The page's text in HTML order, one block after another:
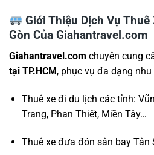
Giới Thiệu Dịch Vụ Thuê
Gòn Của Giahantravel.com
Giahantravel.com chuyên cung
tại TP.HCM, phục vụ đa dạng
Thuê xe đi du lịch các tỉnh:
Trang, Phan Thiết, Miền Tây…
Thuê xe đưa đón sân bay Tân